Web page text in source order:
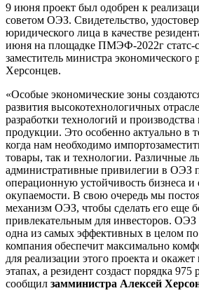
9 июня проект был одобрен к
советом ОЭЗ. Свидетельство,
юридического лица в качестве
июня на площадке ПМЭФ-2022г статс-
заместитель министра
Херсонцев.
«Особые экономические зоны
развития высокотехнологичных
разработки технологий и
продукции. Это особенно актуально в
когда нам необходимо
товары, так и технологии. Различные
административные привилегии в ОЭЗ
операционную устойчивость бизнеса и
окупаемости. В свою очередь мы
механизм ОЭЗ, чтобы сделать его еще
привлекательным для инвесторов. ОЭЗ
одна из самых эффективных в целом
компания обеспечит максимально
для реализации этого проекта и
этапах, а резидент создаст порядка 975
сообщил замминистра Алексей